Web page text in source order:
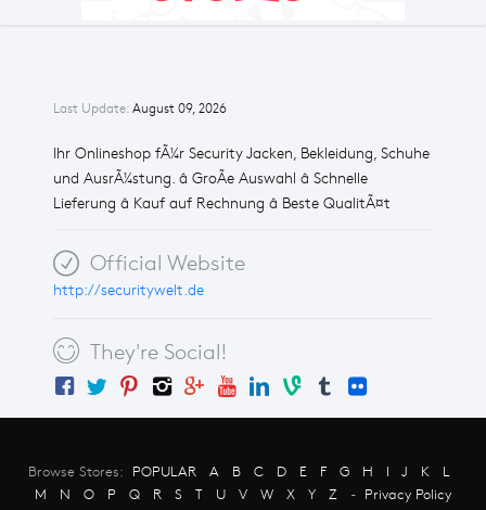
Last Update: August 09, 2026
Ihr Onlineshop fÃ¼r Security Jacken, Bekleidung, Schuhe
und AusrÃ¼stung. â GroÃe Auswahl â Schnelle
Lieferung â Kauf auf Rechnung â Beste QualitÃ¤t
Official Website
http://securitywelt.de
They're Social!
Browse Stores: POPULAR A B C D E F G H I J K
L
M
N O P Q R S T U V W X Y Z - Privacy Policy